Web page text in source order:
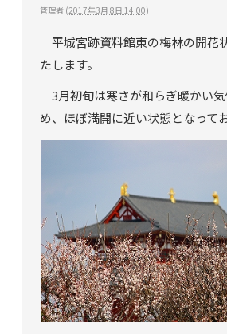
管理者(2017年3月 8日 14:00)
平城宮跡資料館東の梅林の開花
たします。
3月初旬は寒さが和らぎ暖かい
め、ほぼ満開に近い状態となって